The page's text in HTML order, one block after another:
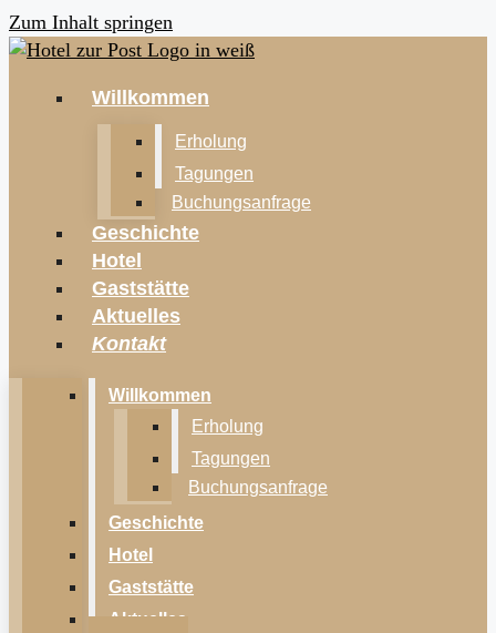
Zum Inhalt springen
Willkommen
Erholung
Tagungen
Buchungsanfrage
Geschichte
Hotel
Gaststätte
Aktuelles
Kontakt
Willkommen
Erholung
Tagungen
Buchungsanfrage
Geschichte
Hotel
Gaststätte
Aktuelles